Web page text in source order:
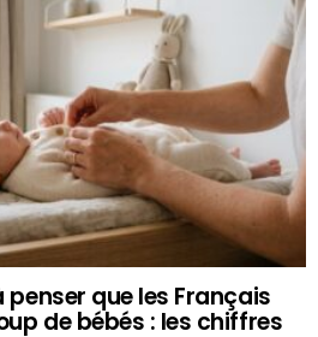
penser que les Français
de bébés : les chiffres